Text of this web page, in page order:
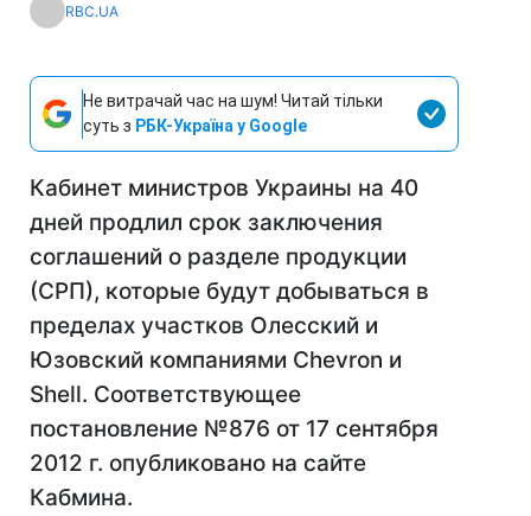
RBC.UA
Не витрачай час на шум! Читай тільки
суть з РБК-Україна у Google
Кабинет министров Украины на 40
дней продлил срок заключения
соглашений о разделе продукции
(СРП), которые будут добываться в
пределах участков Олесский и
Юзовский компаниями Chevron и
Shell. Соответствующее
постановление №876 от 17 сентября
2012 г. опубликовано на сайте
Кабмина.